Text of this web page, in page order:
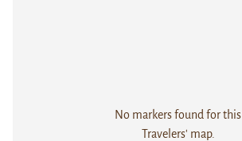
No markers found for this
Travelers' map.